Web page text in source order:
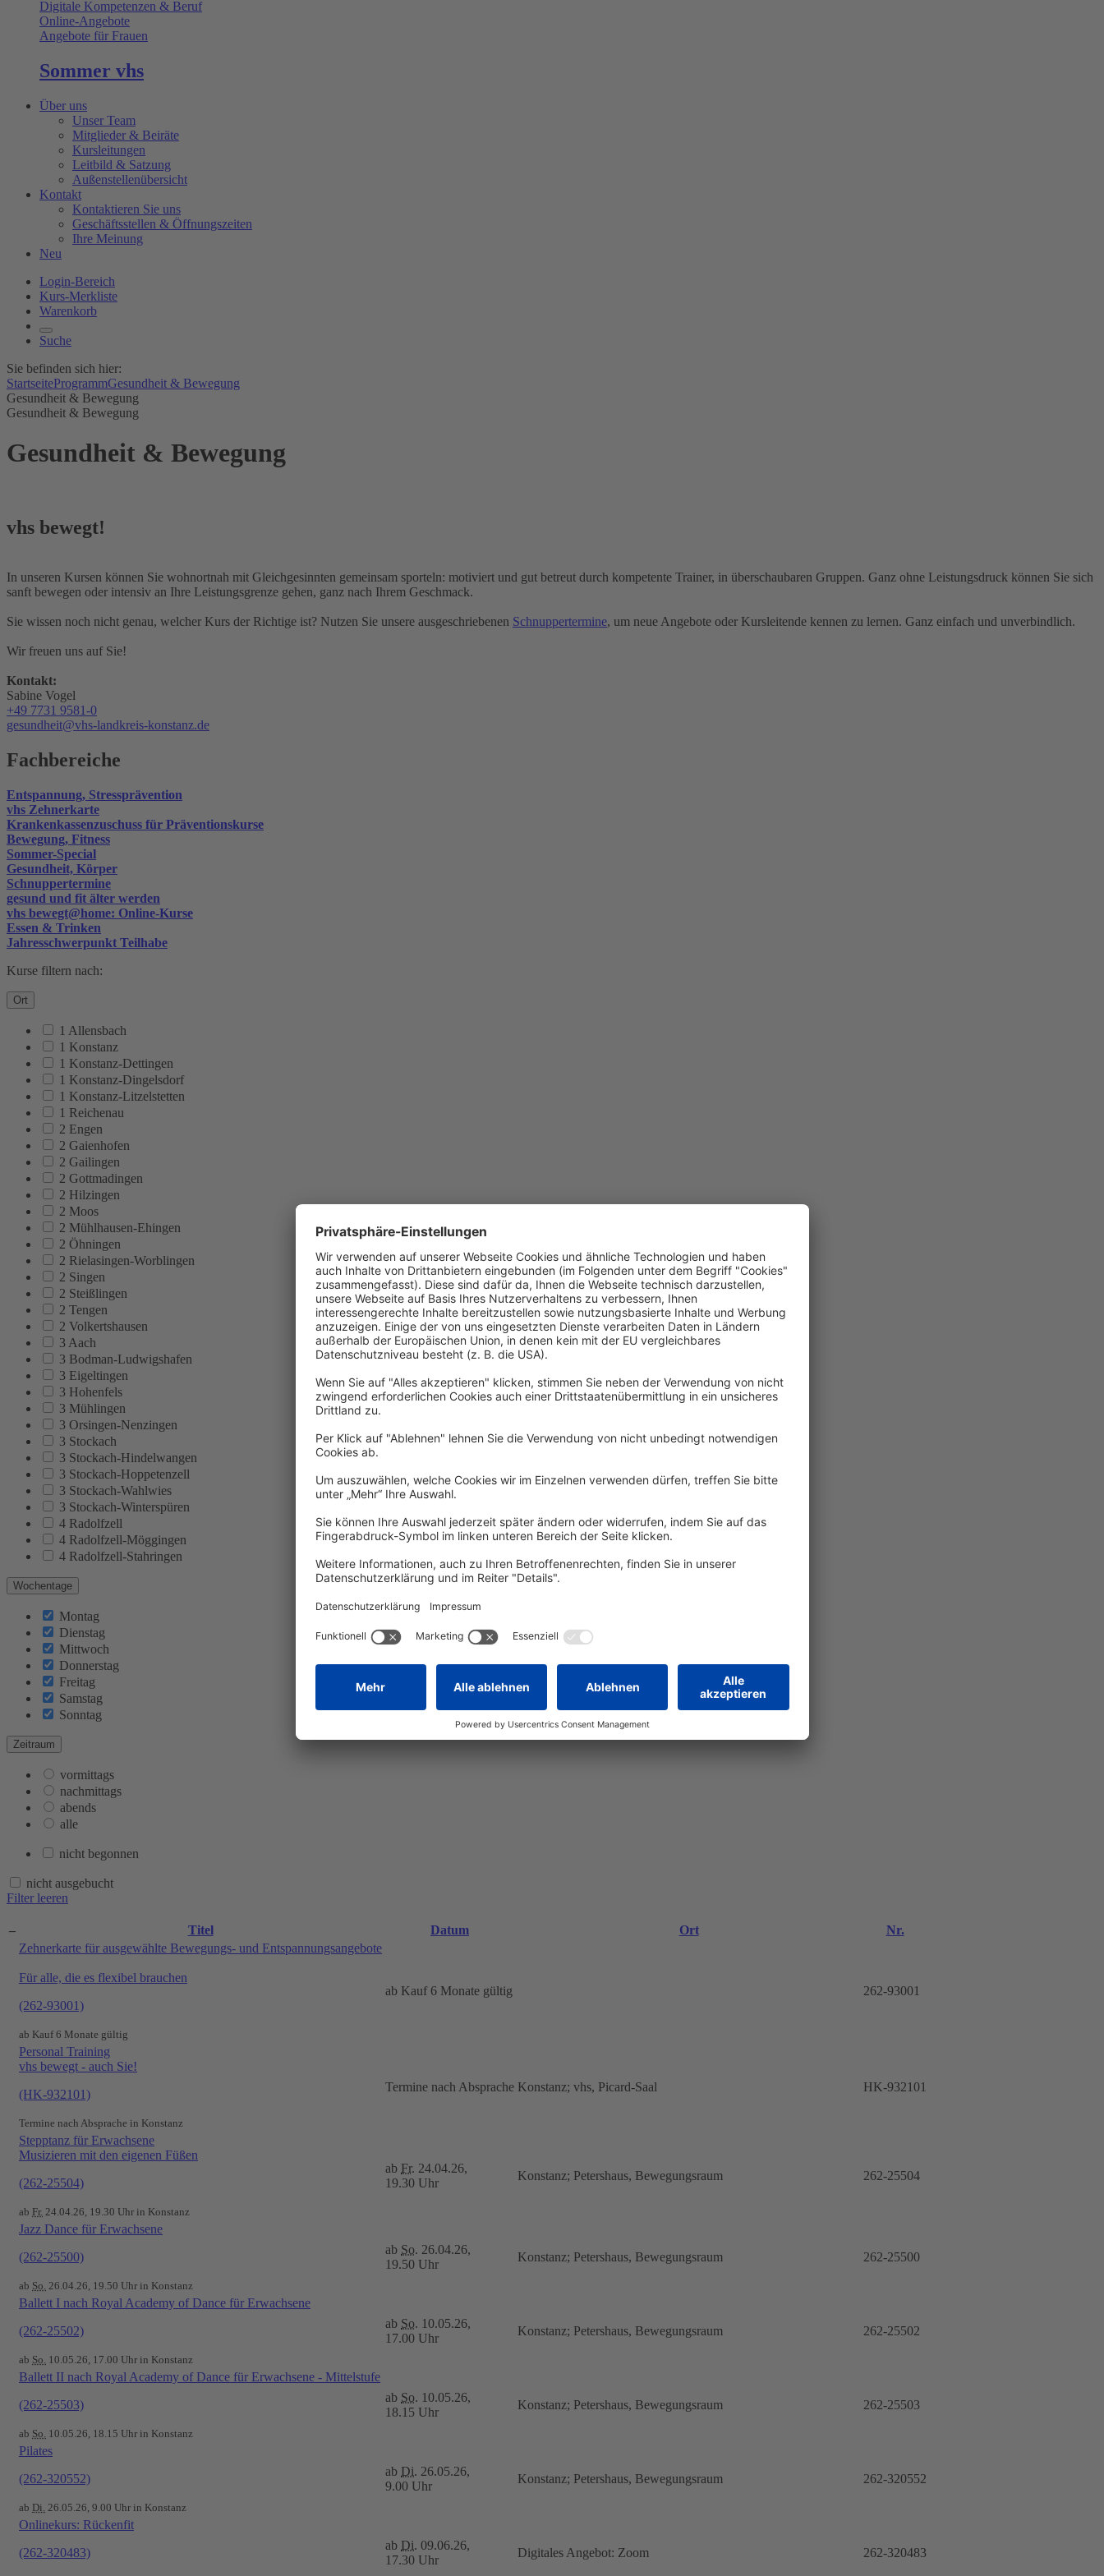
Digitale Kompetenzen & Beruf
Online-Angebote
Angebote für Frauen
Sommer vhs
Über uns
Unser Team
Mitglieder & Beiräte
Kursleitungen
Leitbild & Satzung
Außenstellenübersicht
Kontakt
Kontaktieren Sie uns
Geschäftsstellen & Öffnungszeiten
Ihre Meinung
Neu
Login-Bereich
Kurs-Merkliste
Warenkorb
Suche
Sie befinden sich hier:
StartseiteProgrammGesundheit & Bewegung
Gesundheit & Bewegung
Gesundheit & Bewegung
Gesundheit & Bewegung
vhs bewegt!
In unseren Kursen können Sie wohnortnah mit Gleichgesinnten gemeinsam sporteln: motiviert und gut betreut durch kompetente Trainer, in überschaubaren Gruppen. Ganz ohne Leistungsdruck können Sie sich
sanft bewegen oder intensiv an Ihre Leistungsgrenze gehen, ganz nach Ihrem Geschmack.
Sie wissen noch nicht genau, welcher Kurs der Richtige ist? Nutzen Sie unsere ausgeschriebenen Schnuppertermine, um neue Angebote oder Kursleitende kennen zu lernen. Ganz einfach und unverbindlich.
Wir freuen uns auf Sie!
Kontakt:
Sabine Vogel
+49 7731 9581-0
gesundheit@vhs-landkreis-konstanz.de
Fachbereiche
Entspannung, Stressprävention
vhs Zehnerkarte
Krankenkassenzuschuss für Präventionskurse
Bewegung, Fitness
Sommer-Special
Gesundheit, Körper
Schnuppertermine
gesund und fit älter werden
vhs bewegt@home: Online-Kurse
Essen & Trinken
Jahresschwerpunkt Teilhabe
Kurse filtern nach:
Ort
1 Allensbach
1 Konstanz
1 Konstanz-Dettingen
1 Konstanz-Dingelsdorf
1 Konstanz-Litzelstetten
1 Reichenau
2 Engen
2 Gaienhofen
2 Gailingen
2 Gottmadingen
2 Hilzingen
2 Moos
2 Mühlhausen-Ehingen
2 Öhningen
2 Rielasingen-Worblingen
2 Singen
2 Steißlingen
2 Tengen
2 Volkertshausen
3 Aach
3 Bodman-Ludwigshafen
3 Eigeltingen
3 Hohenfels
3 Mühlingen
3 Orsingen-Nenzingen
3 Stockach
3 Stockach-Hindelwangen
3 Stockach-Hoppetenzell
3 Stockach-Wahlwies
3 Stockach-Winterspüren
4 Radolfzell
4 Radolfzell-Möggingen
4 Radolfzell-Stahringen
Wochentage
Montag
Dienstag
Mittwoch
Donnerstag
Freitag
Samstag
Sonntag
Zeitraum
vormittags
nachmittags
abends
alle
nicht begonnen
nicht ausgebucht
Filter leeren
– Titel Datum Ort
Nr.
Zehnerkarte für ausgewählte Bewegungs- und Entspannungsangebote
Für alle, die es flexibel brauchen
(262-93001)
ab Kauf 6 Monate gültig
ab Kauf 6 Monate gültig 262-93001
Personal Training
vhs bewegt - auch Sie!
(HK-932101)
Termine nach Absprache in Konstanz
Termine nach Absprache Konstanz; vhs, Picard-Saal HK-932101
Stepptanz für Erwachsene
Musizieren mit den eigenen Füßen
(262-25504)
ab Fr. 24.04.26, 19.30 Uhr in Konstanz
ab Fr. 24.04.26,
19.30 Uhr
Konstanz; Petershaus, Bewegungsraum 262-25504
Jazz Dance für Erwachsene
(262-25500)
ab So. 26.04.26, 19.50 Uhr in Konstanz
ab So. 26.04.26,
19.50 Uhr
Konstanz; Petershaus, Bewegungsraum 262-25500
Ballett I nach Royal Academy of Dance für Erwachsene
(262-25502)
ab So. 10.05.26, 17.00 Uhr in Konstanz
ab So. 10.05.26,
17.00 Uhr
Konstanz; Petershaus, Bewegungsraum 262-25502
Ballett II nach Royal Academy of Dance für Erwachsene - Mittelstufe
(262-25503)
ab So. 10.05.26, 18.15 Uhr in Konstanz
ab So. 10.05.26,
18.15 Uhr
Konstanz; Petershaus, Bewegungsraum 262-25503
Pilates
(262-320552)
ab Di. 26.05.26, 9.00 Uhr in Konstanz
ab Di. 26.05.26,
9.00 Uhr
Konstanz; Petershaus, Bewegungsraum 262-320552
Onlinekurs: Rückenfit
(262-320483)
ab Di. 09.06.26,
17.30 Uhr
Digitales Angebot: Zoom 262-320483